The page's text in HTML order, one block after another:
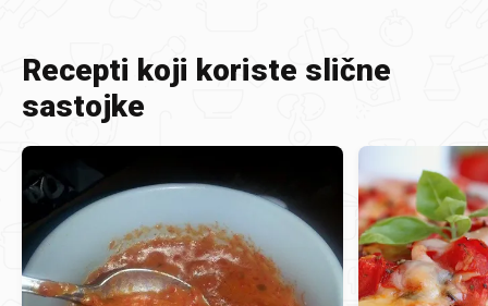
Recepti koji koriste slične
sastojke